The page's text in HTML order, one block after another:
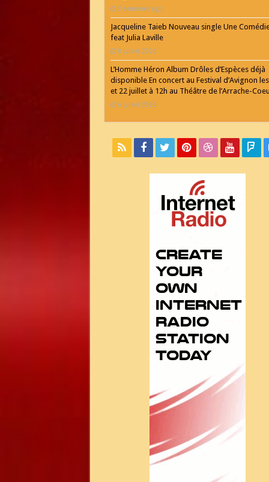
3 semaines ago
Jacqueline Taieb Nouveau single Une
feat Julia Laville
8 juillet 2026
L’Homme Héron Album Drôles d’Espèces déjà
disponible En concert au Festival d’Avignon
et 22 juillet à 12h au Théâtre de l’Arrache-
6 juillet 2026